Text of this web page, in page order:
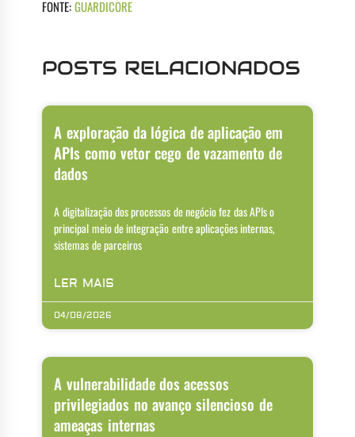
FONTE:GUARDICORE
POSTS RELACIONADOS
A exploração da lógica de aplicação em
APIs como vetor cego de vazamento de
dados
A digitalização dos processos de negócio fez das APIs o
principal meio de integração entre aplicações internas,
sistemas de parceiros
LER MAIS
04/08/2026
A vulnerabilidade dos acessos
privilegiados no avanço silencioso de
ameaças internas